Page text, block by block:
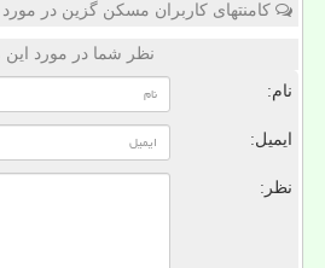
کامنتهای کاربران مسکن گزین در
نظر شما در مورد
نام:
ایمیل:
نظر: